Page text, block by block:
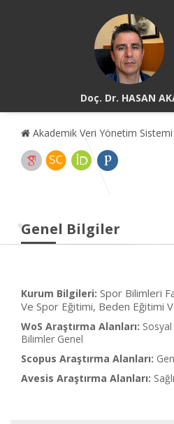
Doç. Dr. HASAN
Akademik Veri Yönetim Sistemi
Genel Bilgiler
Kurum Bilgileri: Spor Bilimleri
Ve Spor Eğitimi, Beden Eğitimi
WoS Araştırma Alanları:
Bilimler Genel
Scopus Araştırma Alanları:
Avesis Araştırma Alanları: